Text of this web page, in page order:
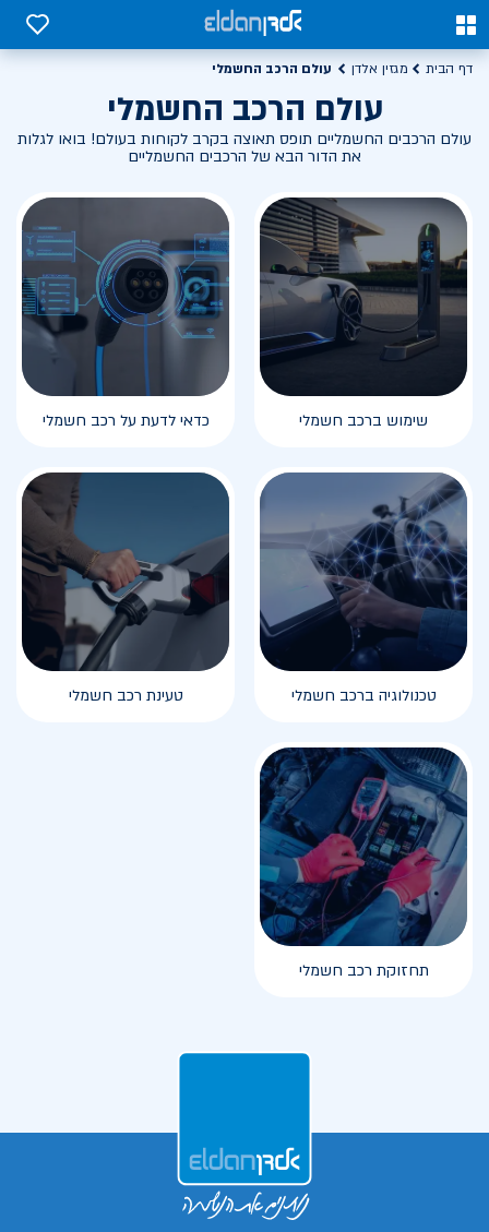
0
0
דף הבית מגזין אלדן עולם הרכב החשמלי
עולם הרכב החשמלי
עולם הרכבים החשמליים תופס תאוצה בקרב לקוחות בעולם! בואו לגלות
את הדור הבא של הרכבים החשמליים
שימוש ברכב חשמלי כדאי לדעת על רכב חשמלי
טכנולוגיה ברכב חשמלי טעינת רכב חשמלי
תחזוקת רכב חשמלי